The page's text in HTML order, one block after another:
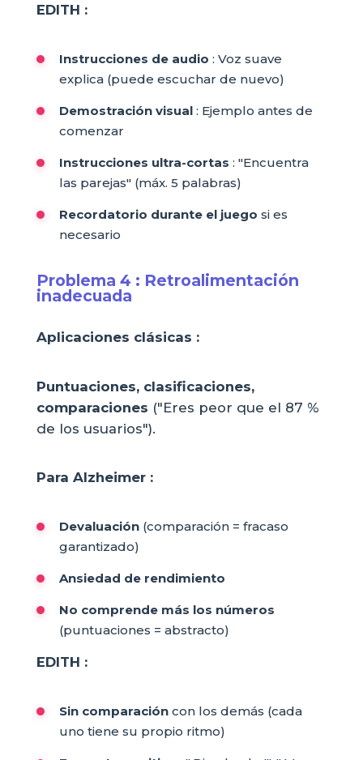
EDITH :
Instrucciones de audio : Voz suave
explica (puede escuchar de nuevo)
Demostración visual: Ejemplo antes de
comenzar
Instrucciones ultra-cortas : "Encuentra
las parejas" (máx. 5 palabras)
Recordatorio durante el juego si es
necesario
Problema 4 : Retroalimentación
inadecuada
Aplicaciones clásicas :
Puntuaciones, clasificaciones,
comparaciones ("Eres peor que el 87 %
de los usuarios").
Para Alzheimer :
Devaluación(comparación = fracaso
garantizado)
Ansiedad de rendimiento
No comprende más los números
(puntuaciones = abstracto)
EDITH :
Sin comparacióncon los demás (cada
uno tiene su propio ritmo)